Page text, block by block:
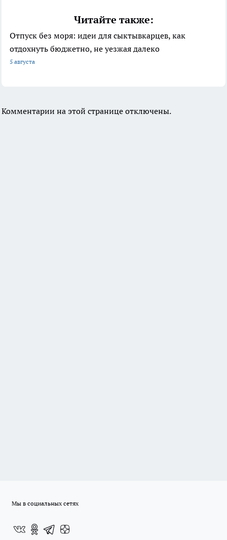
Читайте также:
Отпуск без моря: идеи для сыктывкарцев, как
отдохнуть бюджетно, не уезжая далеко
5 августа
Комментарии на этой странице отключены.
Мы в социальных сетях